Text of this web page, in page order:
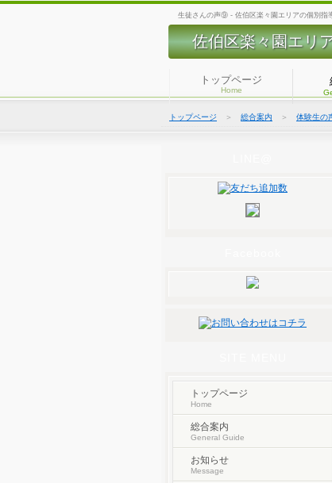
生徒さんの声⑨ - 佐伯区楽々園エリアの個別指
佐伯区楽々園エリ
トップページ
Home
トップページ ＞ 総合案内 ＞ 体験生の
トップページ
Home
総合案内
General Guide
お知らせ
Message